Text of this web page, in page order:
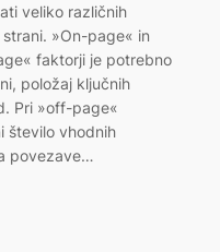
veliko različnih
»On-page« in
faktorji je potrebno
položaj ključnih
Pri »off-page«
število vhodnih
povezave…